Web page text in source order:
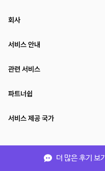
더 많은 후기 보기
회사
서비스 안내
관련 서비스
파트너쉽
서비스 제공 국가
(주)NSPACE 사업자정보